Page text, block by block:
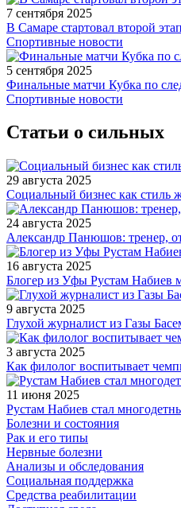
7 сентября 2025
В Самаре стартовал второй
Спортивные новости
5 сентября 2025
Финальные матчи Кубка по
Спортивные новости
Статьи о сильных
29 августа 2025
Социальный бизнес как стиль
24 августа 2025
Александр Панюшов: тренер,
16 августа 2025
Блогер из Уфы Рустам Набиев
9 августа 2025
Глухой журналист из Газы
3 августа 2025
Как филолог воспитывает
11 июня 2025
Рустам Набиев стал
Болезни и состояния
Рак и его типы
Нервные болезни
Анализы и обследования
Социальная поддержка
Средства реабилитации